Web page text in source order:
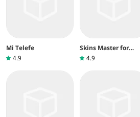
Mi Telefe
4.9
Skins Master for
Roblox Shirts
4.9